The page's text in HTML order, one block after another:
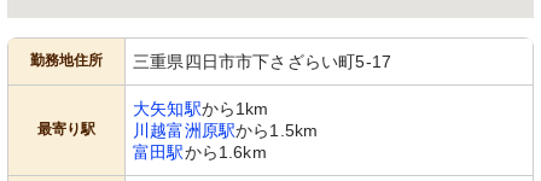
勤務地住所 三重県四日市市下さざらい町5-17
最寄り駅
大矢知駅から1km
川越富洲原駅から1.5km
富田駅から1.6km